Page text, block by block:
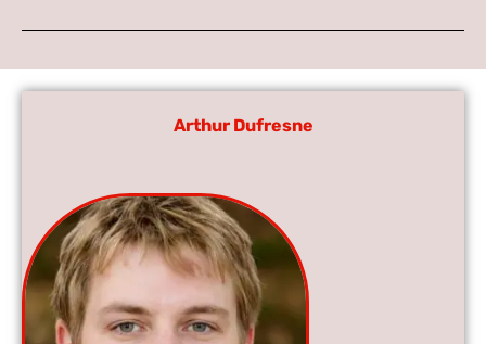
Arthur Dufresne